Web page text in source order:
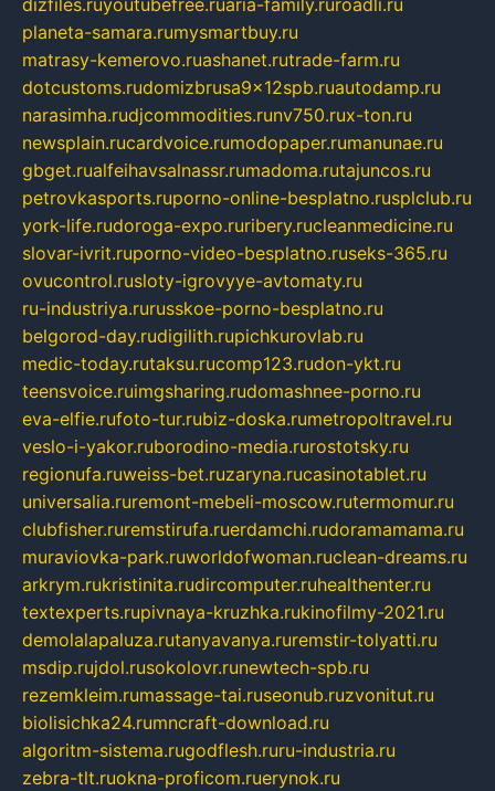
dizfiles.ruyoutubefree.ruaria-family.ruroadli.ru
planeta-samara.rumysmartbuy.ru
matrasy-kemerovo.ruashanet.rutrade-farm.ru
dotcustoms.rudomizbrusa9x12spb.ruautodamp.ru
narasimha.rudjcommodities.runv750.rux-ton.ru
newsplain.rucardvoice.rumodopaper.rumanunae.ru
gbget.rualfeihavsalnassr.rumadoma.rutajuncos.ru
petrovkasports.ruporno-online-besplatno.rusplclub.ru
york-life.rudoroga-expo.ruribery.rucleanmedicine.ru
slovar-ivrit.ruporno-video-besplatno.ruseks-365.ru
ovucontrol.rusloty-igrovyye-avtomaty.ru
ru-industriya.rurusskoe-porno-besplatno.ru
belgorod-day.rudigilith.rupichkurovlab.ru
medic-today.rutaksu.rucomp123.rudon-ykt.ru
teensvoice.ruimgsharing.rudomashnee-porno.ru
eva-elfie.rufoto-tur.rubiz-doska.rumetropoltravel.ru
veslo-i-yakor.ruborodino-media.rurostotsky.ru
regionufa.ruweiss-bet.ruzaryna.rucasinotablet.ru
universalia.ruremont-mebeli-moscow.rutermomur.ru
clubfisher.ruremstirufa.ruerdamchi.rudoramamama.ru
muraviovka-park.ruworldofwoman.ruclean-dreams.ru
arkrym.rukristinita.rudircomputer.ruhealthenter.ru
textexperts.rupivnaya-kruzhka.rukinofilmy-2021.ru
demolalapaluza.rutanyavanya.ruremstir-tolyatti.ru
msdip.rujdol.rusokolovr.runewtech-spb.ru
rezemkleim.rumassage-tai.ruseonub.ruzvonitut.ru
biolisichka24.rumncraft-download.ru
algoritm-sistema.rugodflesh.ruru-industria.ru
zebra-tlt.ruokna-proficom.ruerynok.ru